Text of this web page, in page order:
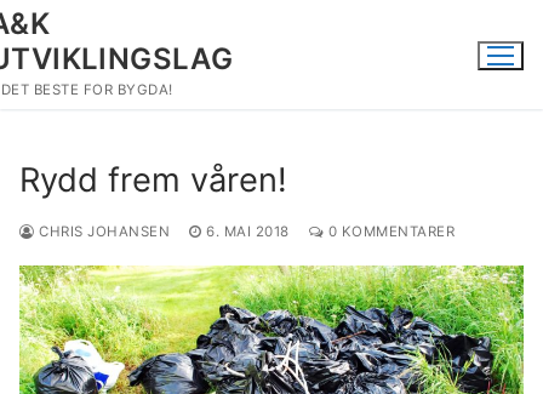
Hopp
til
innholdet
BESTE FOR BYGDA!
Rydd frem våren!
CHRIS JOHANSEN 6. MAI 2018 0 KOMMENTARER